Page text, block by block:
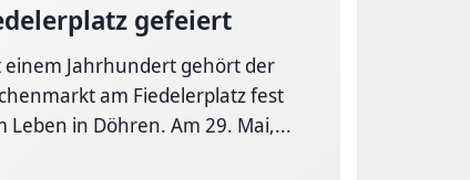
gefeiert
einem Jahrhundert gehört der
am Fiedelerplatz fest
Leben in Döhren. Am 29. Mai,...